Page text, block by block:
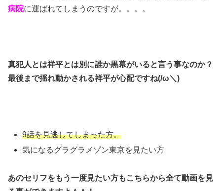
病院に運ばれてしまうのですが。。。。
真犯人とは祥平とは別に誰か黒幕がいると言う事なのか？
最後まで揺れ動かされる祥平が心配ですね(/ω＼)
9話を見逃してしまった方。
気になるグラグラメゾン東京を見たい方
あのセリフをもう一度見たい方もこちらから全て動画を見